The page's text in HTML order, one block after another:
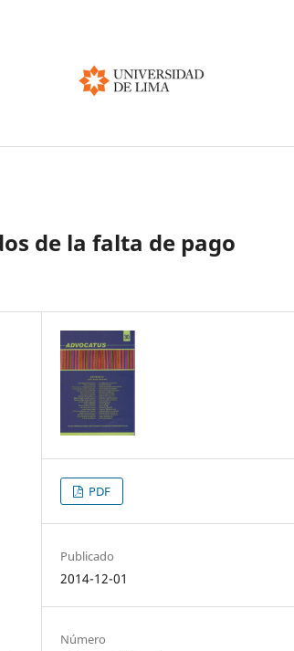
de la falta de pago
PDF
Publicado
2014-12-01
Número